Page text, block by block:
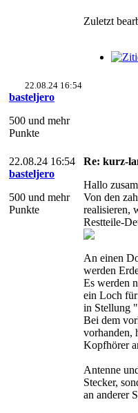
Zuletzt
22.08.24 16:54
basteljero
500 und mehr
Punkte
22.08.24 16:54
basteljero
500 und mehr
Punkte
Re: kurz-
Hallo
Von den
realisieren,
Restteile-
An einen
werden
Es werden
ein Loch für
in Stellung
Bei dem
vorhanden,
Kopfhörer
Antenne
Stecker,
an anderer